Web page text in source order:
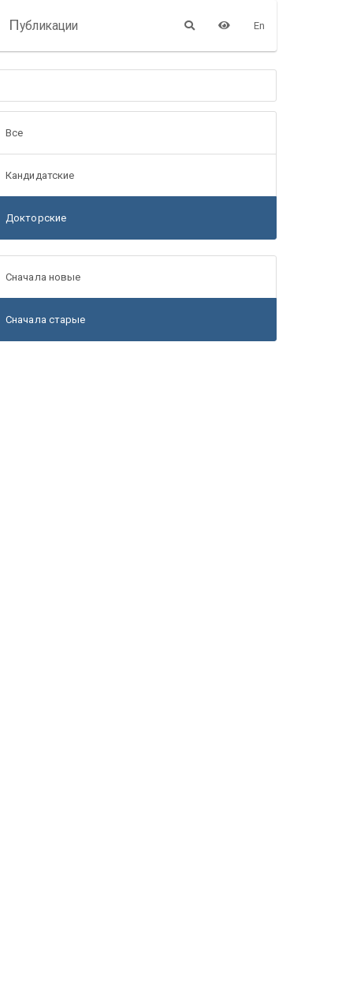
Публикации En
Все
Кандидатские
Докторские
Сначала новые
Сначала старые